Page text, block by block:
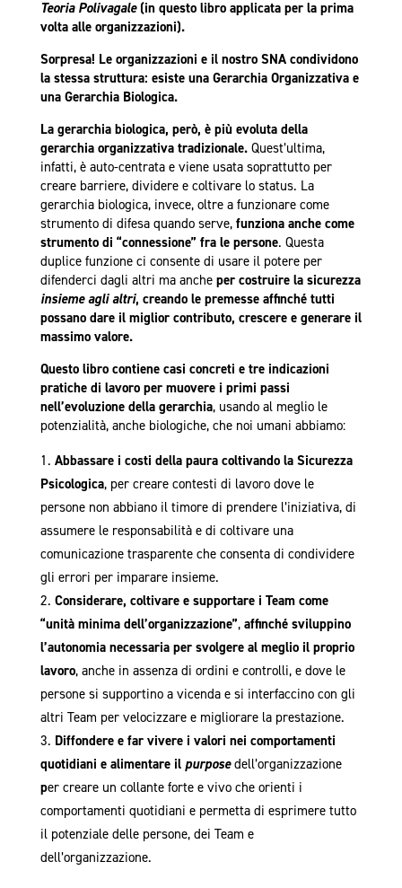
Teoria Polivagale(in questo libro applicata per la prima
volta alle organizzazioni).
Sorpresa! Le organizzazioni e il nostro SNA condividono
la stessa struttura: esiste una Gerarchia Organizzativa e
una Gerarchia Biologica.
La gerarchia biologica, però, è più evoluta della
gerarchia organizzativa tradizionale. Quest’ultima,
infatti, è auto-centrata e viene usata soprattutto per
creare barriere, dividere e coltivare lo status. La
gerarchia biologica, invece, oltre a funzionare come
strumento di difesa quando serve, funziona anche come
strumento di “connessione” fra le persone. Questa
duplice funzione ci consente di usare il potere per
difenderci dagli altri ma anche per costruire la sicurezza
insieme agli altri, creando le premesse affinché tutti
possano dare il miglior contributo, crescere e generare il
massimo valore.
Questo libro contiene casi concreti e tre indicazioni
pratiche di lavoro per muovere i primi passi
nell’evoluzione della gerarchia, usando al meglio le
potenzialità, anche biologiche, che noi umani abbiamo:
Abbassare i costi della paura coltivando la Sicurezza
Psicologica, per creare contesti di lavoro dove le
persone non abbiano il timore di prendere l’iniziativa, di
assumere le responsabilità e di coltivare una
comunicazione trasparente che consenta di condividere
gli errori per imparare insieme.
Considerare, coltivare e supportare i Team come
“unità minima dell’organizzazione”, affinché sviluppino
l’autonomia necessaria per svolgere al meglio il proprio
lavoro, anche in assenza di ordini e controlli, e dove le
persone si supportino a vicenda e si interfaccino con gli
altri Team per velocizzare e migliorare la prestazione.
Diffondere e far vivere i valori nei comportamenti
quotidiani e alimentare il purposedell’organizzazione
per creare un collante forte e vivo che orienti i
comportamenti quotidiani e permetta di esprimere tutto
il potenziale delle persone, dei Team e
dell’organizzazione.